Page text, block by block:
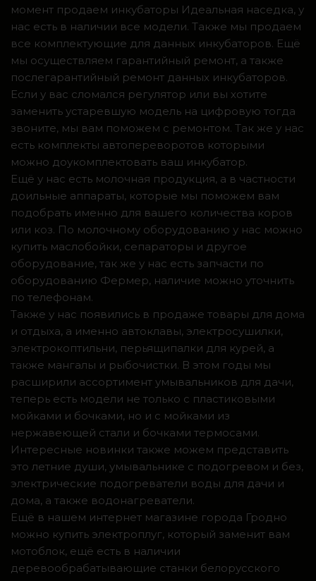
момент продаем инкубаторы Идеальная наседка, у
нас есть в наличии все модели. Также мы продаем
все комплектующие для данных инкубаторов. Ещё
мы осуществляем гарантийный ремонт, а также
послегарантийный ремонт данных инкубаторов.
Если у вас сломался регулятор или вы хотите
заменить устаревшую модель на цифровую тогда
звоните, мы вам поможем с ремонтом. Так же у нас
есть комплекты автопереворотов которыми
можно доукомплектовать ваш инкубатор.
Ещё у нас есть молочная продукция, а в частности
доильные аппараты, которые мы поможем вам
подобрать именно для вашего количества коров
или коз. По молочному оборудованию у нас можно
купить маслобойки, сепараторы и другое
оборудование, так же у нас есть запчасти по
оборудованию Фермер, наличие можно уточнить
по телефонам.
Также у нас появились в продаже товары для дома
и отдыха, а именно автоклавы, электросушилки,
электрокоптильни, перьящипалки для курей, а
также мангалы и рыбочистки. В этом годы мы
расширили ассортимент умывальников для дачи,
теперь есть модели не только с пластиковыми
мойками и бочками, но и с мойками из
нержавеющей стали и бочками термосами.
Интересные новинки также можем представить
это летние души, умывальнике с подогревом и без,
электрические подогреватели воды для дачи и
дома, а также водонагреватели.
Ещё в нашем интернет магазине города Гродно
можно купить электроплуг, который заменит вам
мотоблок, ещё есть в наличии
деревообрабатывающие станки белорусского